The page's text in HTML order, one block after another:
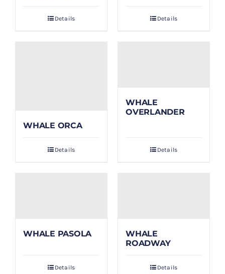
Details Details
WHALE ORCA
Details
WHALE
OVERLANDER
Details
WHALE PASOLA
Details
WHALE
ROADWAY
Details